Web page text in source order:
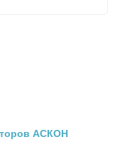
АСКОН